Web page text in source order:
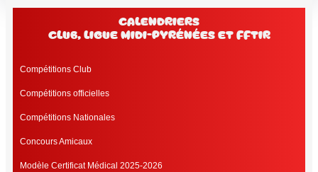
Calendriers
club, Ligue Midi-Pyrénées et FFtir
Compétitions Club
Compétitions officielles
Compétitions Nationales
Concours Amicaux
Modèle Certificat Médical 2025-2026